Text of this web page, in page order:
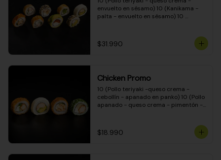
envuelto en sésamo) 10 (Kanikama -
palta - envuelto en sésamo) 10
envuelto en queso crema) 10
(Camarón - queso crema - cebollín -
teriyaki - queso crema - cebollín -
envuelto en masa tempura) 10
(Pimentón - queso crema - cebollín -
envuelto en masa tempura)
$31.990
Chicken Promo
10 (Pollo teriyaki -queso crema -
cebollín - apanado en panko) 10 (Pollo
apanado - queso crema - pimentón -
ciboulette) 10 (Pollo teriyaki - palta -
envuelto en queso crema)
$18.990